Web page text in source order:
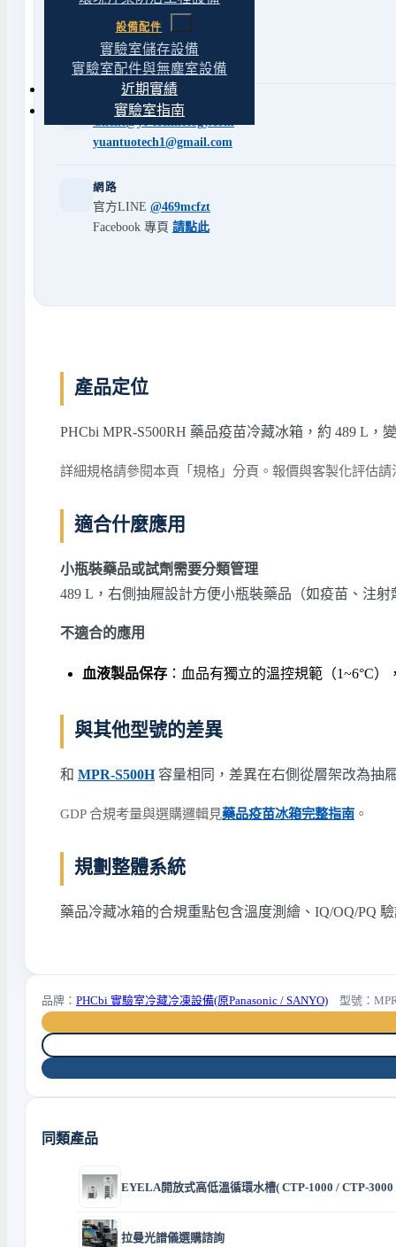
設備配件
實驗室儲存設備
實驗室配件與無塵室設備
近期實績
實驗室指南
Phone
市話04 22439623
傳真 04 22430827
Mail
Client@yt-technology.com
yuantuotech1@gmail.com
網路
官方LINE @469mcfzt
Facebook 專頁 請點此
產品定位
PHCbi MPR-S500RH 藥品疫苗冷藏冰箱，約 489 L
詳細規格請參閱本頁「規格」分頁。報價與客製化評估請
適合什麼應用
小瓶裝藥品或試劑需要分類管理
489 L，右側抽屜設計方便小瓶裝藥品（如疫苗、注
不適合的應用
血液製品保存 ：血品有獨立的溫控規範（1~6°C）
與其他型號的差異
和 MPR-S500H容量相同，差異在右側從層架改為抽
GDP 合規考量與選購邏輯見藥品疫苗冰箱完整指南 。
規劃整體系統
藥品冷藏冰箱的合規重點包含溫度測繪、IQ/OQ/PQ
品牌： PHCbi 實驗室冷藏冷凍設備(原Panasonic / SANYO) 型號：
同類產品
EYELA開放式高低溫循環水槽( CTP-1000 / CTP-3000
拉曼光譜儀選購諮詢